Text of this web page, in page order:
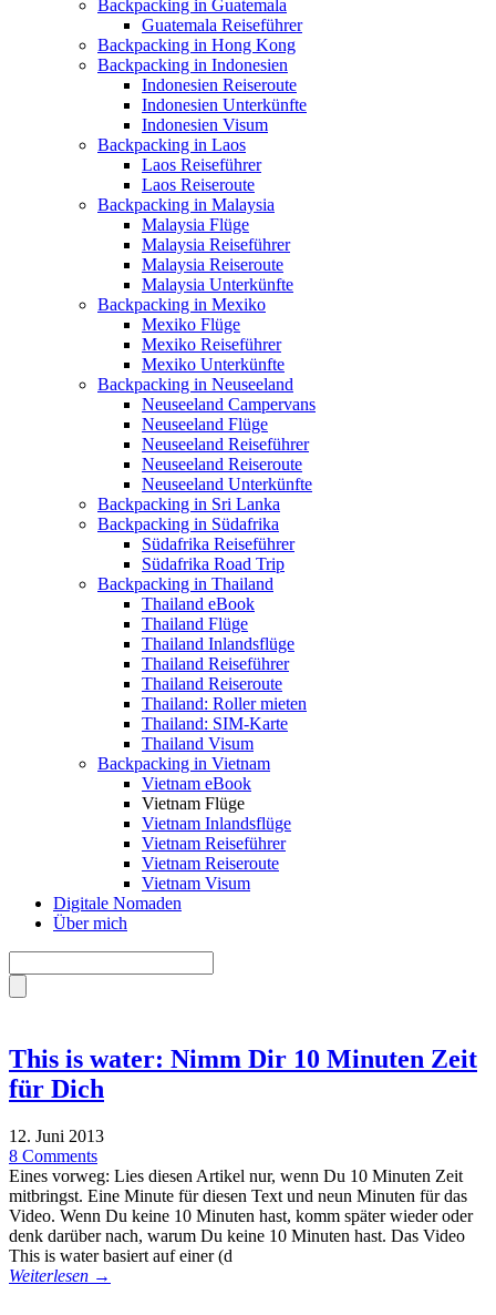
Backpacking in Guatemala
Guatemala Reiseführer
Backpacking in Hong Kong
Backpacking in Indonesien
Indonesien Reiseroute
Indonesien Unterkünfte
Indonesien Visum
Backpacking in Laos
Laos Reiseführer
Laos Reiseroute
Backpacking in Malaysia
Malaysia Flüge
Malaysia Reiseführer
Malaysia Reiseroute
Malaysia Unterkünfte
Backpacking in Mexiko
Mexiko Flüge
Mexiko Reiseführer
Mexiko Unterkünfte
Backpacking in Neuseeland
Neuseeland Campervans
Neuseeland Flüge
Neuseeland Reiseführer
Neuseeland Reiseroute
Neuseeland Unterkünfte
Backpacking in Sri Lanka
Backpacking in Südafrika
Südafrika Reiseführer
Südafrika Road Trip
Backpacking in Thailand
Thailand eBook
Thailand Flüge
Thailand Inlandsflüge
Thailand Reiseführer
Thailand Reiseroute
Thailand: Roller mieten
Thailand: SIM-Karte
Thailand Visum
Backpacking in Vietnam
Vietnam eBook
Vietnam Flüge
Vietnam Inlandsflüge
Vietnam Reiseführer
Vietnam Reiseroute
Vietnam Visum
Digitale Nomaden
Über mich
This is water: Nimm Dir 10 Minuten Zeit
für Dich
12. Juni 2013
8 Comments
Eines vorweg: Lies diesen Artikel nur, wenn Du 10 Minuten Zeit
mitbringst. Eine Minute für diesen Text und neun Minuten für das
Video. Wenn Du keine 10 Minuten hast, komm später wieder oder
denk darüber nach, warum Du keine 10 Minuten hast. Das Video
This is water basiert auf einer (d
Weiterlesen →